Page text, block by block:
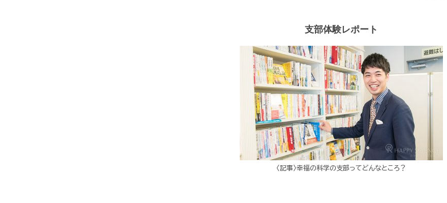
支部体験レポート
〈記事〉幸福の科学の支部ってどんなところ？